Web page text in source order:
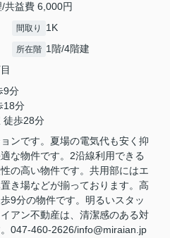
共益費 6,000円
間取り 1K
所在階 1階/4階建
9分
18分
徒歩28分
ンです。夏場の電気代も安く抑
な物件です。2沿線利用できる
の高い物件です。共用部にはエ
き場などが揃っております。高
9分の物件です。明るいスタッ
アン不動産は、清潔感のある対
047-460-2626/info@miraian.jp